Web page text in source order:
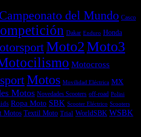
Campeonato del Mundo Casco
Dakar Enduro Honda
Moto2Moto3
Motocross
Motos Movilidad Eléctrica MX
Motos Novedades Scooters off-road Polini
Ropa Moto SBK Scooter Eléctrico Scooters
Motos Textil Moto Trial WorldSBK WSBK